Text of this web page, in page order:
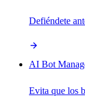
Defiéndete
AI Bot
Evita que los